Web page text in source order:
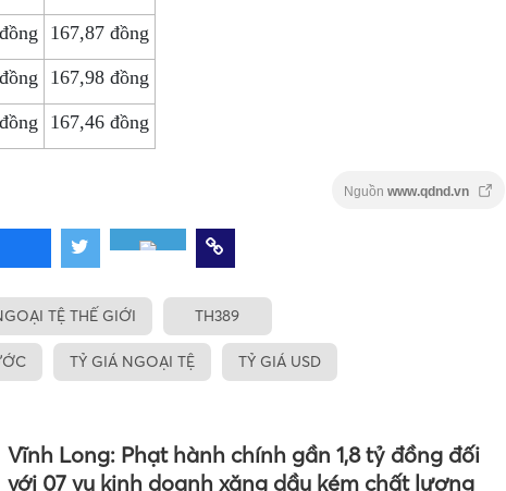
167,87 đồng
167,98 đồng
167,46 đồng
Nguồn www.qdnd.vn
TỆ THẾ GIỚI TH389
TỶ GIÁ NGOẠI TỆ TỶ GIÁ USD
Vĩnh Long: Phạt hành chính gần 1,8 tỷ đồng đối
với 07 vụ kinh doanh xăng dầu kém chất lượng